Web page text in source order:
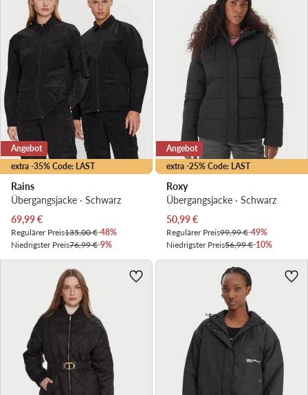
extra -35% Code: LAST
Angebot
Rains
Übergangsjacke · Schwarz
Aktueller Preis
69,99€
Regulärer Preis135,00 €-48%
Niedrigster Preis76,99 €-9%
extra -25% Code: LAST
Angebot
Roxy
Übergangsjacke · Schwarz
Aktueller Preis
50,99€
Regulärer Preis99,99 €-49%
Niedrigster Preis56,99 €-10%